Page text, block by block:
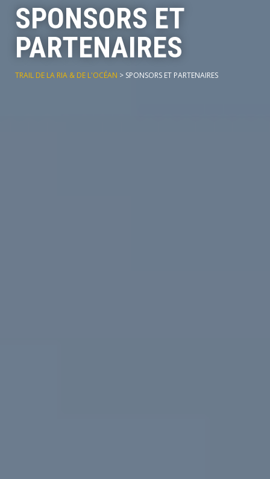
SPONSORS ET
PARTENAIRES
TRAIL DE LA RIA & DE L'OCÉAN > SPONSORS ET PARTENAIRES